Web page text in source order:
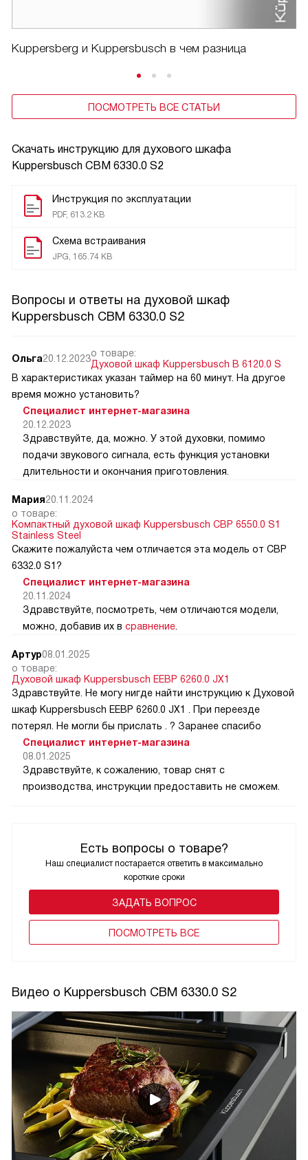
Скачать инструкцию для духового шкафа
Kuppersbusch CBM 6330.0 S2
Инструкция по эксплуатации
PDF, 613.2 KB
Схема встраивания
JPG, 165.74 KB
Kuppersberg и Kuppersbusch в чем разница
ПОСМОТРЕТЬ ВСЕ СТАТЬИ
Вопросы и ответы на духовой шкаф
Kuppersbusch CBM 6330.0 S2
Есть вопросы о товаре?
Наш специалист постарается ответить в максимально
короткие сроки
ЗАДАТЬ ВОПРОС
ПОCМОТРЕТЬ ВСЕ
Ольга20.12.2023о товаре:
Духовой шкаф Kuppersbusch B 6120.0 S
В характеристиках указан таймер на 60 минут. На другое
время можно установить?
Специалист интернет-магазина
20.12.2023
Здравствуйте, да, можно. У этой духовки, помимо
подачи звукового сигнала, есть функция установки
длительности и окончания приготовления.
Мария20.11.2024
о товаре:
Компактный духовой шкаф Kuppersbusch CBP 6550.0 S1
Stainless Steel
Скажите пожалуйста чем отличается эта модель от CВP
6332.0 S1?
Специалист интернет-магазина
20.11.2024
Здравствуйте, посмотреть, чем отличаются модели,
можно, добавив их в сравнение
Артур08.01.2025
о товаре:
Духовой шкаф Kuppersbusch EEBP 6260.0 JX1
Здравствуйте. Не могу нигде найти инструкцию к Духовой
шкаф Kuppersbusch EEBP 6260.0 JX1 . При переезде
потерял. Не могли бы прислать . ? Заранее спасибо
Специалист интернет-магазина
08.01.2025
Здравствуйте, к сожалению, товар снят с
производства, инструкции предоставить не сможем.
Видео о Kuppersbusch CBM 6330.0 S2